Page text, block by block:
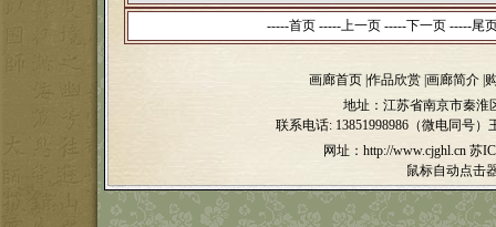
-----首页 -----上一页 -----下一页 -----尾
画廊首页 作品欣赏 画廊简介
地址：江苏省南京市秦淮
联系电话: 13851998986（微电同号）
网址：http://www.cjghl.cn 苏
鼠标自动点击